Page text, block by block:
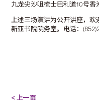
九龙尖沙咀梳士巴利道10号香
上述三场演讲为公开讲座，
新亚书院院务室。电话：
< 上一页